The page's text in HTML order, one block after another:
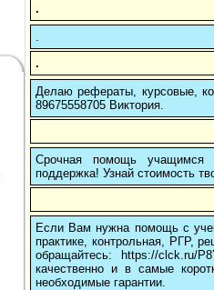
.
.
Делаю рефераты, курсовые,
89675558705 Виктория.
Срочная помощь учащимся в
поддержка! Узнай стоимость
Если Вам нужна помощь с
практике, контрольная, РГР,
обращайтесь: https://clck.ru/
качественно и в самые
необходимые гарантии.